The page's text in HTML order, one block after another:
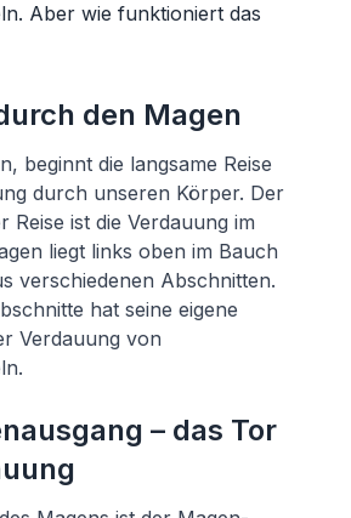
Aber wie funktioniert das
den Magen
beginnt die langsame Reise
durch unseren Körper. Der
Reise ist die Verdauung im
liegt links oben im Bauch
verschiedenen Abschnitten.
hat seine eigene
Verdauung von
– das Tor